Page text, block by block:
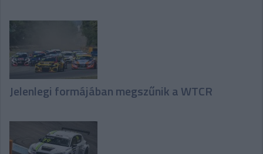
Jelenlegi formájában megszűnik a WTCR